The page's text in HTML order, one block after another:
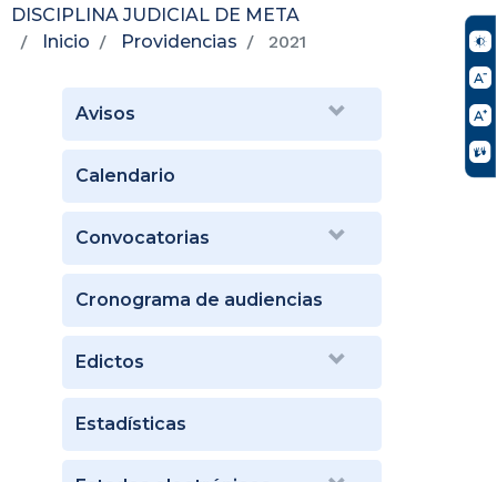
DISCIPLINA JUDICIAL DE META
Inicio
Providencias 2021
Avisos
Calendario
Convocatorias
Cronograma de audiencias
Edictos
Estadísticas